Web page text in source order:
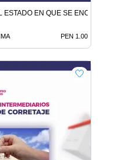
EN QUE SE ENCUENTRE
PEN 1.00